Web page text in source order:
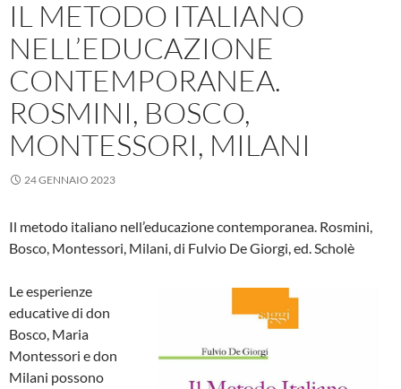
IL METODO ITALIANO
NELL’EDUCAZIONE
CONTEMPORANEA.
ROSMINI, BOSCO,
MONTESSORI, MILANI
24 GENNAIO 2023
Il metodo italiano nell’educazione contemporanea. Rosmini,
Bosco, Montessori, Milani, di Fulvio De Giorgi, ed. Scholè
Le esperienze
educative di don
Bosco, Maria
Montessori e don
Milani possono